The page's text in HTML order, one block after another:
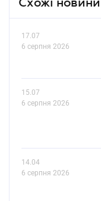
17.07
6 серпня 2026
15.07
6 серпня 2026
14.04
6 серпня 2026